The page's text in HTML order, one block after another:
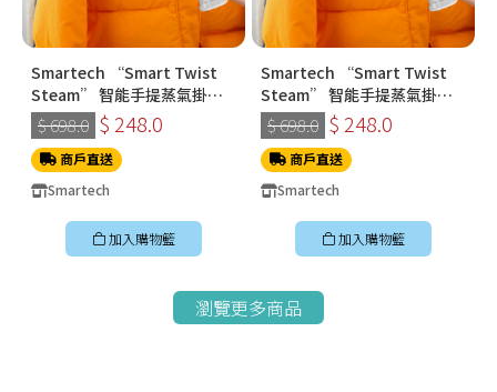
Smartech “Smart Twist
Steam” 智能手提蒸氣掛燙
機 (SS-8108)
$ 698.0 $ 248.0
商戶直送
Smartech
加入購物籃
Smartech “Smart Twist
Steam” 智能手提蒸氣掛燙
機 (SS-8108)
$ 698.0 $ 248.0
商戶直送
Smartech
加入購物籃
瀏覽更多商品